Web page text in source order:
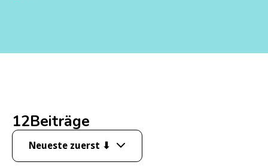
12Beiträge
Neueste zuerst ⬇